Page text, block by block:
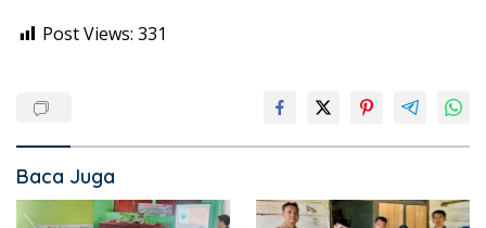
Post Views: 331
Baca Juga